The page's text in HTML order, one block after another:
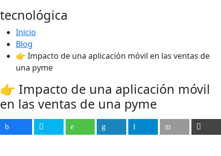
tecnológica
Inicio
Blog
👉 Impacto de una aplicación móvil en las ventas de
una pyme
👉 Impacto de una aplicación móvil
en las ventas de una pyme